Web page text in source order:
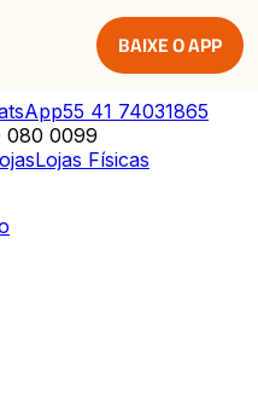
BAIXE O APP
55 41 74031865
080 0099
Lojas Físicas